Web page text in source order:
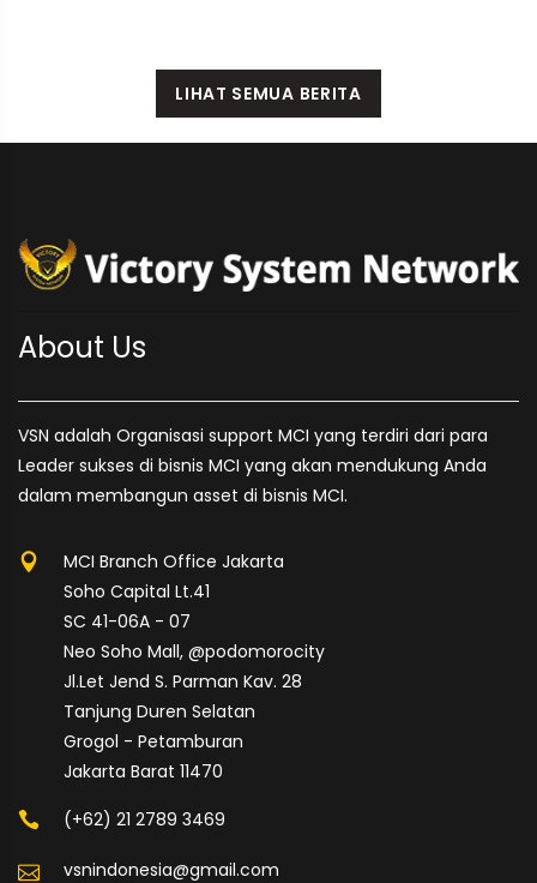
LIHAT SEMUA BERITA
About Us
VSN adalah Organisasi support MCI yang terdiri dari para
Leader sukses di bisnis MCI yang akan mendukung Anda
dalam membangun asset di bisnis MCI.
MCI Branch Office Jakarta
Soho Capital Lt.41
SC 41-06A - 07
Neo Soho Mall, @podomorocity
Jl.Let Jend S. Parman Kav. 28
Tanjung Duren Selatan
Grogol - Petamburan
Jakarta Barat 11470
(+62) 21 2789 3469
vsnindonesia@gmail.com